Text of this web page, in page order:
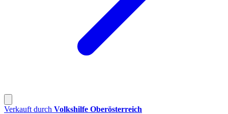
Verkauft durch Volkshilfe Oberösterreich